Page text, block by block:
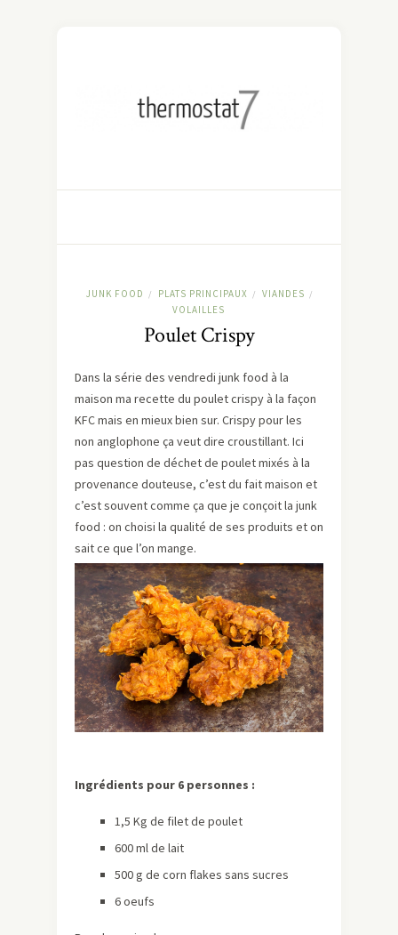
JUNK FOOD / PLATS PRINCIPAUX / VIANDES /
VOLAILLES
Poulet Crispy
Dans la série des vendredi junk food à la
maison ma recette du poulet crispy à la façon
KFC mais en mieux bien sur. Crispy pour les
non anglophone ça veut dire croustillant. Ici
pas question de déchet de poulet mixés à la
provenance douteuse, c’est du fait maison et
c’est souvent comme ça que je conçoit la junk
food : on choisi la qualité de ses produits et on
sait ce que l’on mange.
Ingrédients pour 6 personnes :
1,5 Kg de filet de poulet
600 ml de lait
500 g de corn flakes sans sucres
6 oeufs